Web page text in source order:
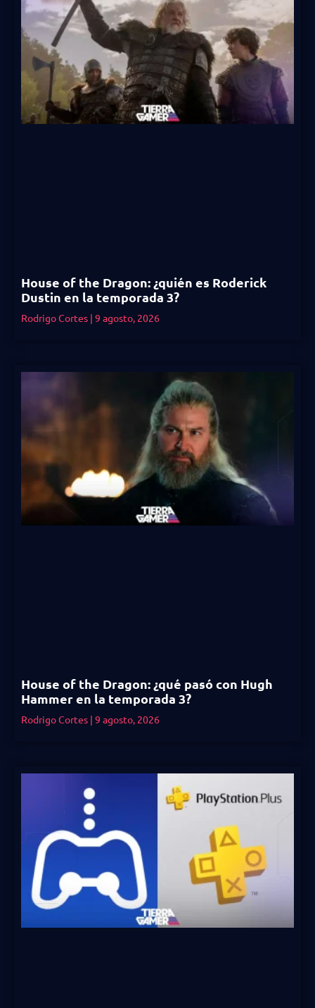
House of the Dragon: ¿quién es Roderick
Dustin en la temporada 3?
Rodrigo Cortes 9 agosto, 2026
House of the Dragon: ¿qué pasó con Hugh
Hammer en la temporada 3?
Rodrigo Cortes 9 agosto, 2026